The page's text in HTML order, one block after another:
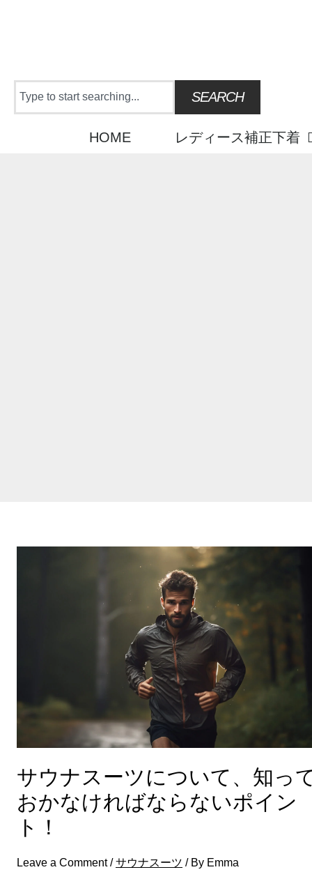
Search SEARCH
HOME レディース補正下着
サウナスーツについて、知っ
おかなければならないポイン
ト！
Leave a Comment /サウナスーツ / By Emma
っ
て
お
か
な